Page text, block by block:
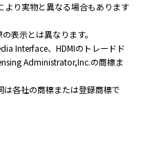
より実物と異なる場合もあります
表示とは異なります。
Interface、HDMIのトレードド
Administrator,Inc.の商標ま
各社の商標または登録商標で